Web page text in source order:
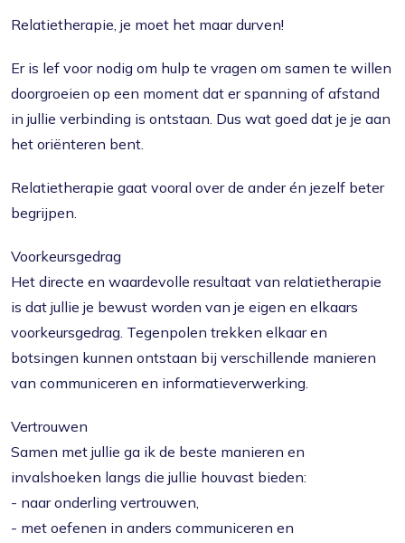
Relatietherapie, je moet het maar durven!
Er is lef voor nodig om hulp te vragen om samen te willen
doorgroeien op een moment dat er spanning of afstand
in jullie verbinding is ontstaan. Dus wat goed dat je je aan
het oriënteren bent.
Relatietherapie gaat vooral over de ander én jezelf beter
begrijpen.
Voorkeursgedrag
Het directe en waardevolle resultaat van relatietherapie
is dat jullie je bewust worden van je eigen en elkaars
voorkeursgedrag. Tegenpolen trekken elkaar en
botsingen kunnen ontstaan bij verschillende manieren
van communiceren en informatieverwerking.
Vertrouwen
Samen met jullie ga ik de beste manieren en
invalshoeken langs die jullie houvast bieden:
- naar onderling vertrouwen,
- met oefenen in anders communiceren en